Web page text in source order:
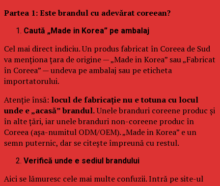
Partea 1: Este brandul cu adevărat coreean?
Caută „Made in Korea” pe ambalaj
Cel mai direct indiciu. Un produs fabricat în Coreea de Sud
va menționa țara de origine — „Made in Korea” sau „Fabricat
în Coreea” — undeva pe ambalaj sau pe eticheta
importatorului.
Atenție însă: locul de fabricație nu e totuna cu locul
unde e „acasă” brandul.Unele branduri coreene produc și
în alte țări, iar unele branduri non-coreene produc în
Coreea (așa-numitul ODM/OEM). „Made in Korea” e un
semn puternic, dar se citește împreună cu restul.
Verifică unde e sediul brandului
Aici se lămuresc cele mai multe confuzii. Intră pe site-ul